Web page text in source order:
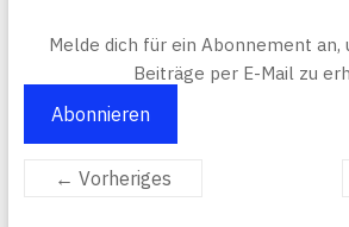
Melde dich für ein Abonnement an,
Beiträge per E-Mail zu
Abonnieren
← Vorheriges